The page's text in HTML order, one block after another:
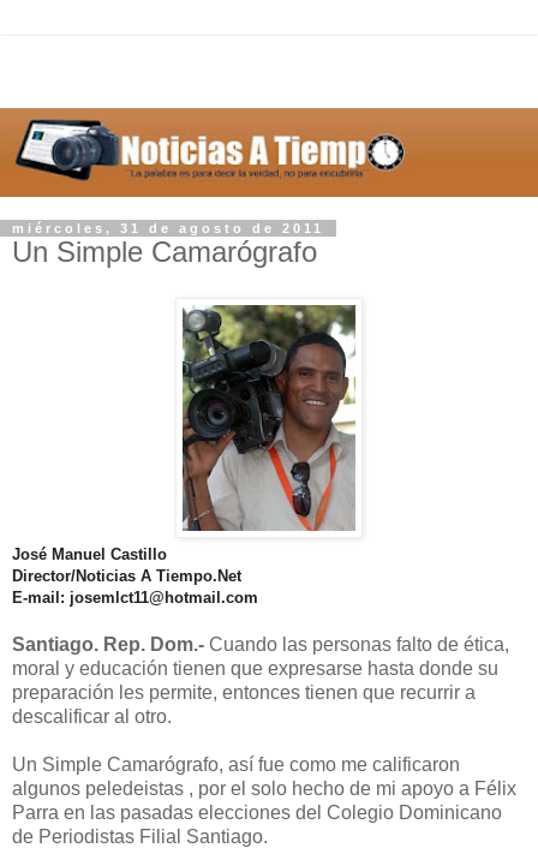
miércoles, 31 de agosto de 2011
Un Simple Camarógrafo
José Manuel Castillo
Director/Noticias A Tiempo.Net
E-mail: josemlct11@hotmail.com
Santiago. Rep. Dom.- Cuando las personas falto de ética,
moral y educación tienen que expresarse hasta donde su
preparación les permite, entonces tienen que recurrir a
descalificar al otro.
Un Simple Camarógrafo, así fue como me calificaron
algunos peledeistas , por el solo hecho de mi apoyo a Félix
Parra en las pasadas elecciones del Colegio Dominicano
de Periodistas Filial Santiago.